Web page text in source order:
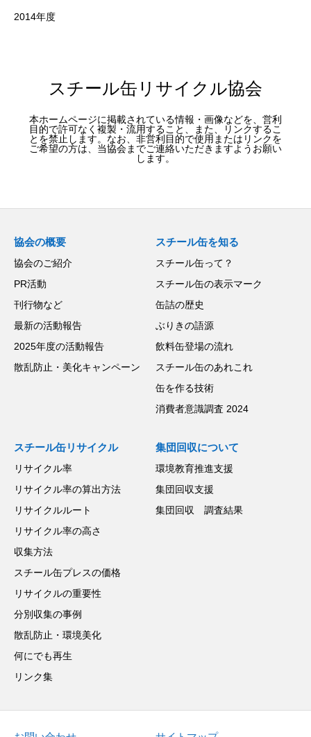
2014年度
スチール缶リサイクル協会
本ホームページに掲載されている情報・画像などを、営利
目的で許可なく複製・流用すること、また、リンクするこ
とを禁止します。なお、非営利目的で使用またはリンクを
ご希望の方は、当協会までご連絡いただきますようお願い
します。
協会の概要
協会のご紹介
PR活動
刊行物など
最新の活動報告
2025年度の活動報告
散乱防止・美化キャンペーン
スチール缶を知る
スチール缶って？
スチール缶の表示マーク
缶詰の歴史
ぶりきの語源
飲料缶登場の流れ
スチール缶のあれこれ
缶を作る技術
消費者意識調査 2024
スチール缶リサイクル
リサイクル率
リサイクル率の算出方法
リサイクルルート
リサイクル率の高さ
収集方法
スチール缶プレスの価格
リサイクルの重要性
分別収集の事例
散乱防止・環境美化
何にでも再生
リンク集
集団回収について
環境教育推進支援
集団回収支援
集団回収 調査結果